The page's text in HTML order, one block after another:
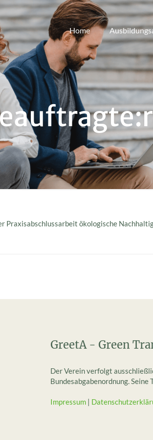
Home
ökologische
GreetA - Green
Der Verein verfolgt
Bundesabgabenordnung.
Impressum |